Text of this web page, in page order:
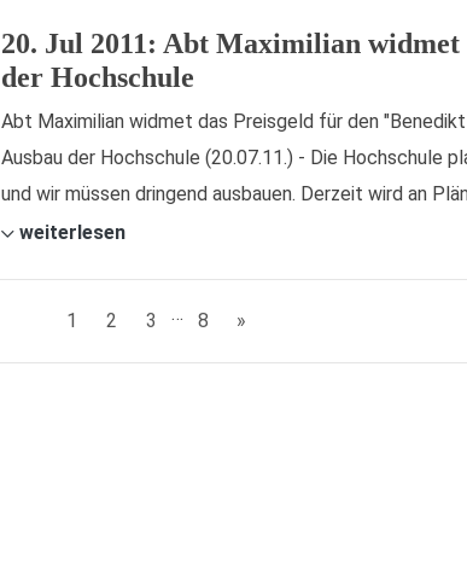
20. Jul 2011: Abt Maximilian widmet
der Hochschule
Abt Maximilian widmet das Preisgeld für den
Ausbau der Hochschule (20.07.11.) - Die Hochschule
und wir müssen dringend ausbauen. Derzeit wird an
weiterlesen
1 2 3 … 8 »